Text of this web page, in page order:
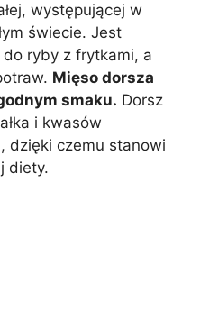
występującej w
świecie. Jest
ryby z frytkami, a
Mięso dorsza
smaku. Dorsz
i kwasów
dzięki czemu stanowi
diety.